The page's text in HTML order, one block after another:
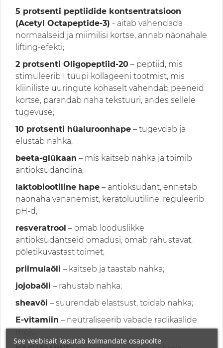
5 protsenti peptiidide kontsentratsioon
(Acetyl Octapeptide-3) - aitab vähendada
normaalseid ja miimilisi kortse, annab näonahale
lifting-efekti;
2 protsenti Oligopeptiid-20 – peptiid, mis
stimuleerib I tüüpi kollageeni tootmist, mis
kliiniliste uuringute kohaselt vähendab peeneid
kortse, parandab naha tekstuuri, andes sellele
tugevuse;
10 protsenti hüaluroonhape – tugevdab ja
elustab nahka;
beeta-glükaan – mis kaitseb nahka ja toimib
antioksüdandina,
laktobiootiline hape – antioksüdant, ennetab
näonaha vananemist, keratolüütiline, reguleerib
pH-d;
resveratrool – omab looduslikke
antioksüdantseid omadusi, omab rahustavat,
põletikuvastast toimet;
priimulaõli – kaitseb ja taastab nahka;
jojobaõli – rahustab nahka;
sheavõi – suurendab elastsust, toidab nahka;
E-vitamiin – neutraliseerib vabade radikaalide
mõju.
See veebisait kasutab kolmandate osapoolte